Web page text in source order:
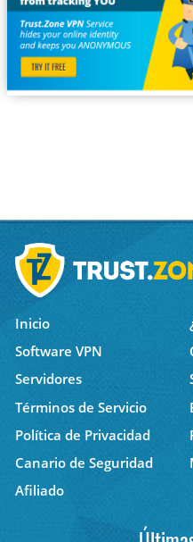
Inicio
Software VPN
Servidores
Términos de Servicio
Política de Privacidad
Canario de Seguridad
Afiliado